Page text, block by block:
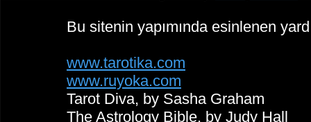
Bu sitenin yapımında esinlenen
www.tarotika.com
www.ruyoka.com
Tarot Diva, by Sasha Graham
The Astrology Bible, by Judy Hall